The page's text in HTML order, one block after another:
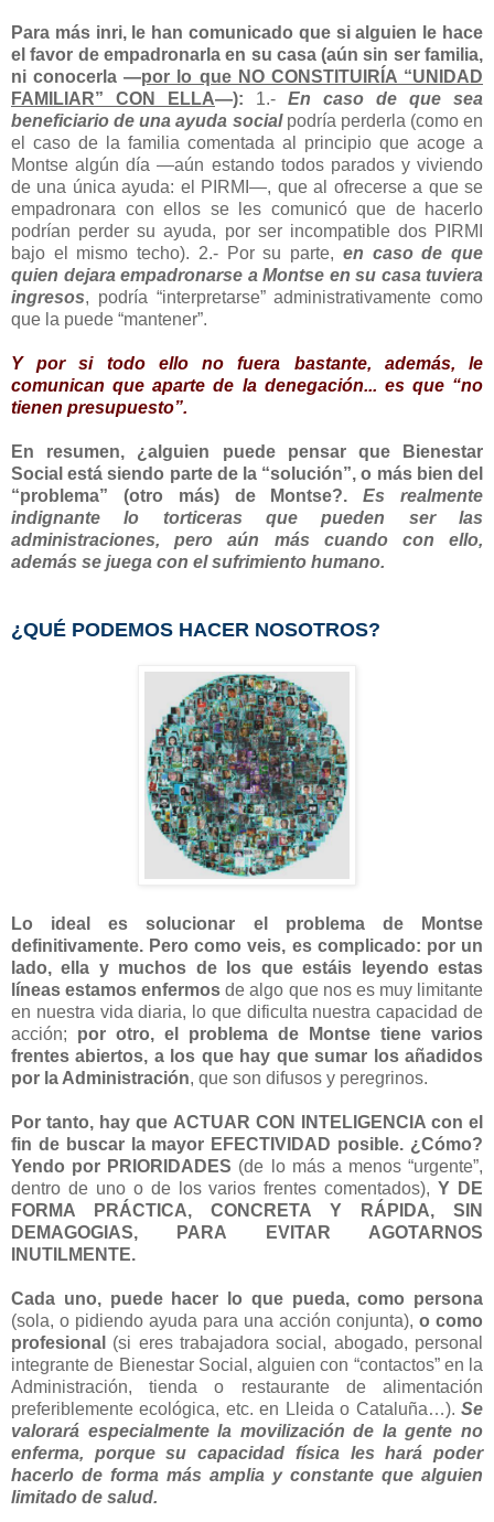
Para más inri, le han comunicado que si alguien le hace
el favor de empadronarla en su casa (aún sin ser familia,
ni conocerla —por lo que NO CONSTITUIRÍA “UNIDAD
FAMILIAR” CON ELLA—): 1.- En caso de que sea
beneficiario de una ayuda socialpodría perderla (como en
el caso de la familia comentada al principio que acoge a
Montse algún día —aún estando todos parados y viviendo
de una única ayuda: el PIRMI—, que al ofrecerse a que se
empadronara con ellos se les comunicó que de hacerlo
podrían perder su ayuda, por ser incompatible dos PIRMI
bajo el mismo techo). 2.- Por su parte, en caso de que
quien dejara empadronarse a Montse en su casa tuviera
ingresos, podría “interpretarse” administrativamente como
que la puede “mantener”.
Y por si todo ello no fuera bastante, además, le
comunican que aparte de la denegación... es que “no
tienen presupuesto”.
En resumen, ¿alguien puede pensar que Bienestar
Social está siendo parte de la “solución”, o más bien del
“problema” (otro más) de Montse?.Es realmente
indignante lo torticeras que pueden ser las
administraciones, pero aún más cuando con ello,
además se juega con el sufrimiento humano.
¿QUÉ PODEMOS HACER NOSOTROS?
Lo ideal es solucionar el problema de Montse
definitivamente. Pero como veis, es complicado: por un
lado, ella y muchos de los que estáis leyendo estas
líneas estamos enfermos de algo que nos es muy limitante
en nuestra vida diaria, lo que dificulta nuestra capacidad de
acción; por otro, el problema de Montse tiene varios
frentes abiertos, a los que hay que sumar los añadidos
por la Administración, que son difusos y peregrinos.
Por tanto, hay que ACTUAR CON INTELIGENCIA con el
fin de buscar la mayor EFECTIVIDAD posible. ¿Cómo?
Yendo por PRIORIDADES (de lo más a menos “urgente”,
dentro de uno o de los varios frentes comentados),Y DE
FORMA PRÁCTICA, CONCRETA Y RÁPIDA, SIN
DEMAGOGIAS, PARA EVITAR AGOTARNOS
INUTILMENTE.
Cada uno, puede hacer lo que pueda, como persona
(sola, o pidiendo ayuda para una acción conjunta), o como
profesional (si eres trabajadora social, abogado, personal
integrante de Bienestar Social, alguien con “contactos” en la
Administración, tienda o restaurante de alimentación
preferiblemente ecológica, etc. en Lleida o Cataluña…). Se
valorará especialmente la movilización de la gente no
enferma, porque su capacidad física les hará poder
hacerlo de forma más amplia y constante que alguien
limitado de salud.